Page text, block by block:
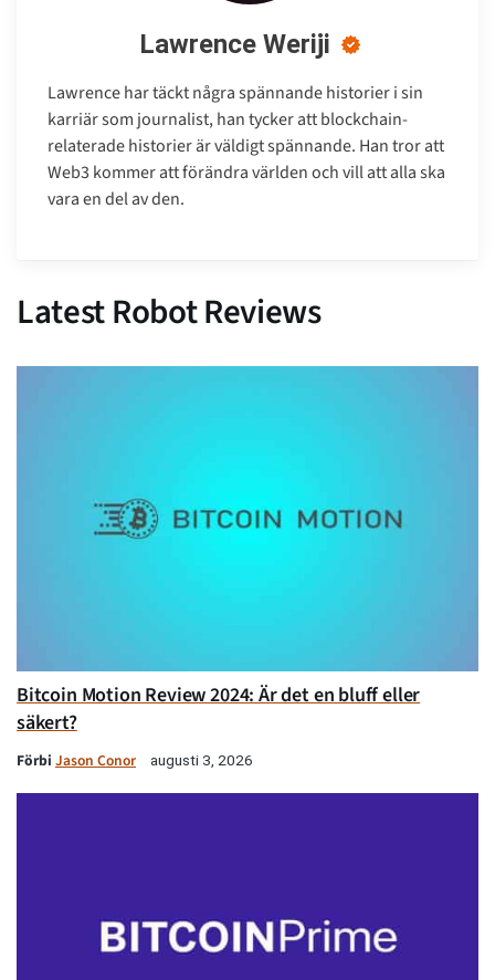
Lawrence Weriji
Lawrence har täckt några spännande historier i sin
karriär som journalist, han tycker att blockchain-
relaterade historier är väldigt spännande. Han tror att
Web3 kommer att förändra världen och vill att alla ska
vara en del av den.
Latest Robot Reviews
Bitcoin Motion Review 2024: Är det en bluff eller
säkert?
Förbi Jason Conor augusti 3, 2026